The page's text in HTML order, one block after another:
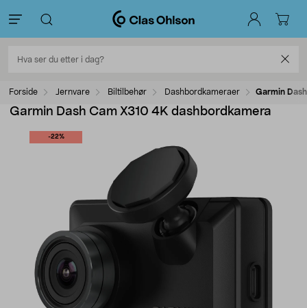
Forside Jernvare Biltilbehør Dashbordkameraer Garmin
Garmin Dash Cam X310 4K dashbordkamera
-22%